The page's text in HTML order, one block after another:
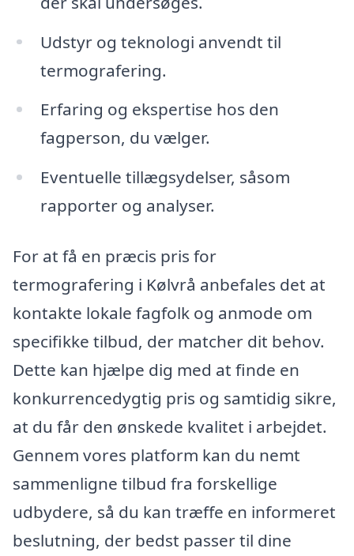
Udstyr og teknologi anvendt til
termografering.
Erfaring og ekspertise hos den
fagperson, du vælger.
Eventuelle tillægsydelser, såsom
rapporter og analyser.
For at få en præcis pris for
termografering i Kølvrå anbefales det at
kontakte lokale fagfolk og anmode om
specifikke tilbud, der matcher dit behov.
Dette kan hjælpe dig med at finde en
konkurrencedygtig pris og samtidig sikre,
at du får den ønskede kvalitet i arbejdet.
Gennem vores platform kan du nemt
sammenligne tilbud fra forskellige
udbydere, så du kan træffe en informeret
beslutning, der bedst passer til dine